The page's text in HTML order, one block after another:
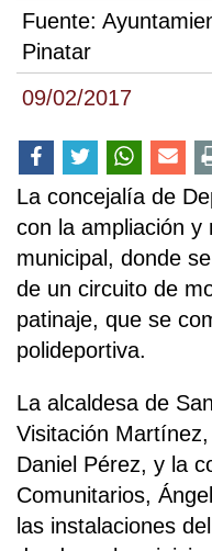
09/02/2017
Fuente:
Pinatar
La concejalía de
con la ampliación y
municipal, donde
de un circuito de
patinaje, que se
polideportiva.
La alcaldesa de
Visitación
Daniel Pérez, y la
Comunitarios,
las instalaciones